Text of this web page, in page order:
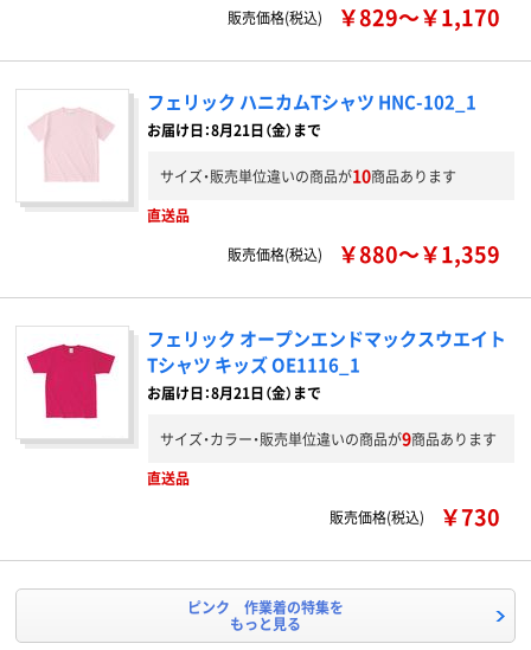
販売価格(税込)
￥829～￥1,170
フェリック ハニカムTシャツ HNC-102_1
お届け日：8月21日（金）まで
サイズ・販売単位違いの商品が10商品あります
直送品
販売価格(税込)
￥880～￥1,359
フェリック オープンエンドマックスウエイト
Tシャツ キッズ OE1116_1
お届け日：8月21日（金）まで
サイズ・カラー・販売単位違いの商品が9商品あります
直送品
販売価格(税込)
￥730
ピンク 作業着の特集を
もっと見る